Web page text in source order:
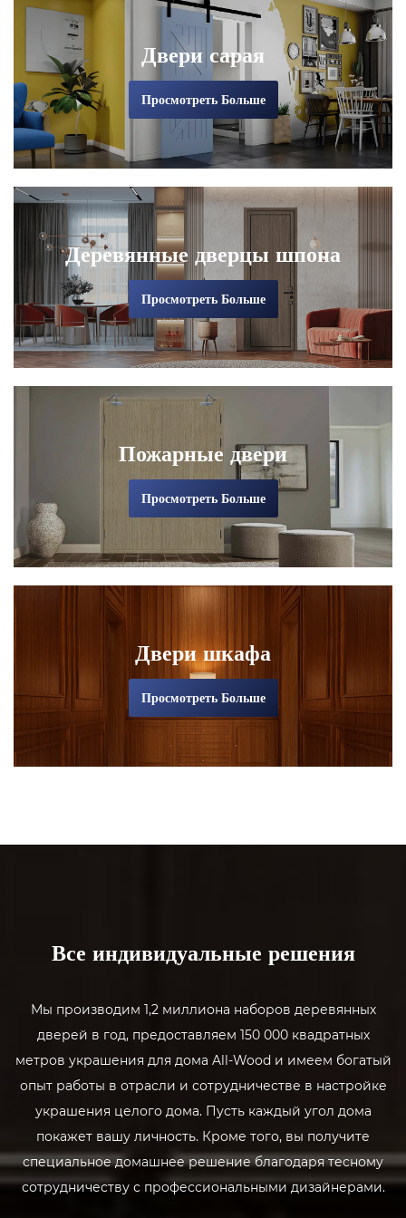
Двери сарая
Просмотреть Больше
Деревянные дверцы шпона
Просмотреть Больше
Пожарные двери
Просмотреть Больше
Двери шкафа
Просмотреть Больше
Все индивидуальные решения
Мы производим 1,2 миллиона наборов деревянных
дверей в год, предоставляем 150 000 квадратных
метров украшения для дома All-Wood и имеем богатый
опыт работы в отрасли и сотрудничестве в настройке
украшения целого дома. Пусть каждый угол дома
покажет вашу личность. Кроме того, вы получите
специальное домашнее решение благодаря тесному
сотрудничеству с профессиональными дизайнерами.